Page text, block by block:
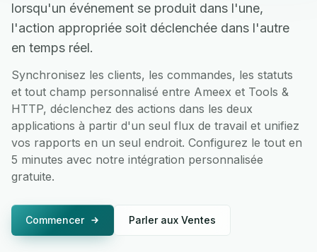
lorsqu'un événement se produit dans l'une,
l'action appropriée soit déclenchée dans l'autre
en temps réel.
Synchronisez les clients, les commandes, les statuts
et tout champ personnalisé entre Ameex et Tools &
HTTP, déclenchez des actions dans les deux
applications à partir d'un seul flux de travail et unifiez
vos rapports en un seul endroit. Configurez le tout en
5 minutes avec notre intégration personnalisée
gratuite.
Commencer Parler aux Ventes